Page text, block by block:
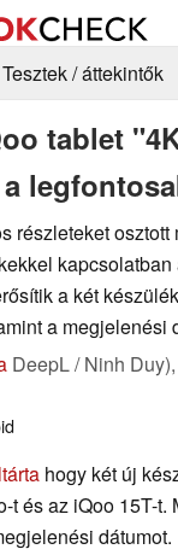
Tesztek / áttekintők
tablet
részleteket
a két
a megjelenési
DeepL / Ninh Duy),
hogy két új
t és az iQoo 15T-
dátumot.